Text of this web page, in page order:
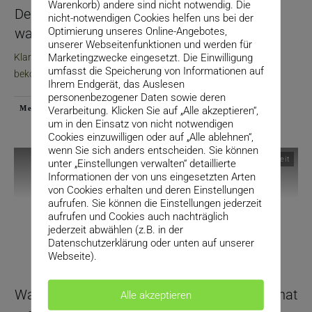
Dein Kernversprechen in einem Satz – und
warum die meisten es nicht klar benennen
Klartext: Wenn du dein Kernversprechen nicht in einen Satz
bekommst, dann hast du meistens ...
Mehr lesen
Positionierung & Klarheit
Warum Deine Website kein Designproblem hat
Warenkorb) andere sind nicht notwendig. Die
nicht-notwendigen Cookies helfen uns bei der
Optimierung unseres Online-Angebotes,
unserer Webseitenfunktionen und werden für
Marketingzwecke eingesetzt. Die Einwilligung
umfasst die Speicherung von Informationen auf
Ihrem Endgerät, das Auslesen
personenbezogener Daten sowie deren
Verarbeitung. Klicken Sie auf „Alle akzeptieren“,
um in den Einsatz von nicht notwendigen
Cookies einzuwilligen oder auf „Alle ablehnen“,
wenn Sie sich anders entscheiden. Sie können
unter „Einstellungen verwalten“ detaillierte
Informationen der von uns eingesetzten Arten
von Cookies erhalten und deren Einstellungen
aufrufen. Sie können die Einstellungen jederzeit
aufrufen und Cookies auch nachträglich
jederzeit abwählen (z.B. in der
Datenschutzerklärung oder unten auf unserer
Webseite).
Alle akzeptieren